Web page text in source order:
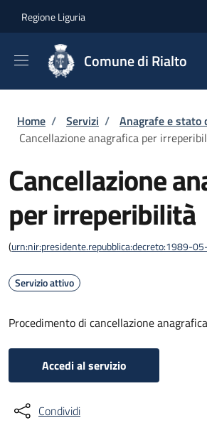
Regione Liguria
Comune di Rialto
Briciole di pane
Home / Servizi / Anagrafe e stato
Cancellazione anagrafica per
Cancellazione
per irreperibilità
(urn:nir:presidente.repubblica:decreto:1989-
Servizio attivo
Procedimento di cancellazione
Accedi al servizio
Condividi